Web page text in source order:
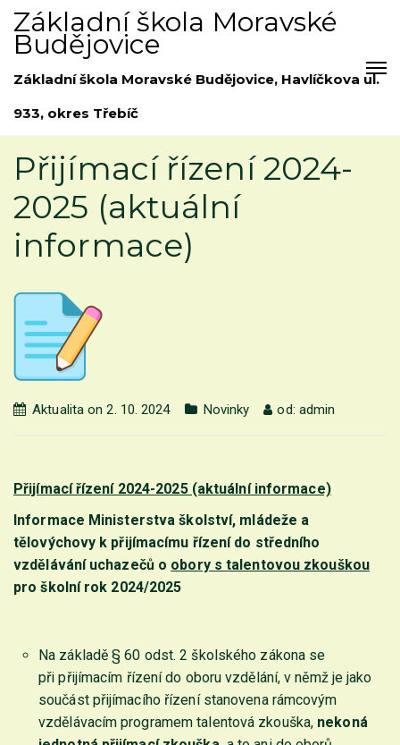
Základní škola Moravské
Budějovice
Základní škola Moravské Budějovice, Havlíčkova ul.
933, okres Třebíč
Přijímací řízení 2024-
2025 (aktuální
informace)
Aktualita on 2. 10. 2024 Novinky od: admin
Přijímací řízení 2024-2025 (aktuální informace)
Informace Ministerstva školství, mládeže a
tělovýchovy k přijímacímu řízení do středního
vzdělávání uchazečů o obory s talentovou zkouškou
pro školní rok 2024/2025
Na základě § 60 odst. 2 školského zákona se
při přijímacím řízení do oboru vzdělání, v němž je jako
součást přijímacího řízení stanovena rámcovým
vzdělávacím programem talentová zkouška, nekoná